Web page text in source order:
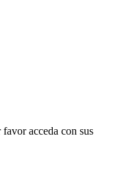
acceda con sus